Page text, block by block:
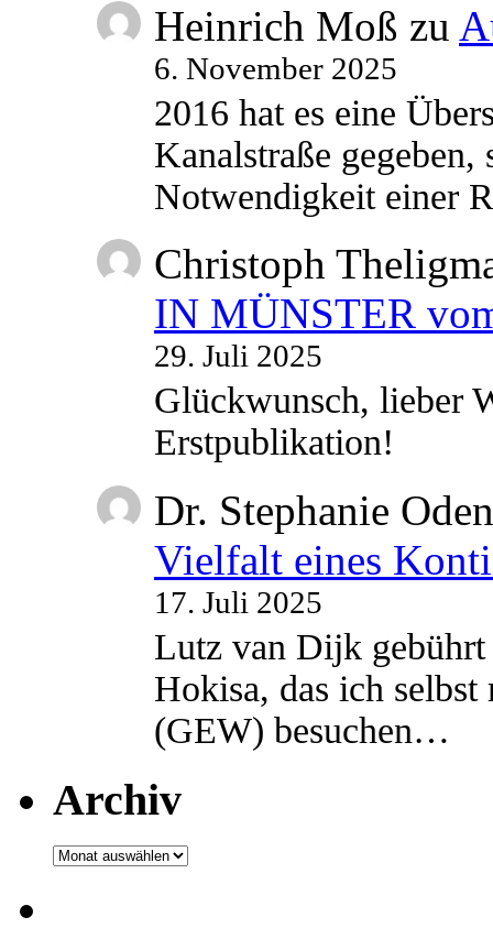
Heinrich Moß zu
6. November 2025
2016 hat es eine
Kanalstraße
Notwendigkeit einer
Christoph
IN MÜNSTER
29. Juli 2025
Glückwunsch, lieber
Erstpublikation!
Dr. Stephanie
Vielfalt eines
17. Juli 2025
Lutz van Dijk
Hokisa, das ich
(GEW) besuchen…
Archiv
Archiv